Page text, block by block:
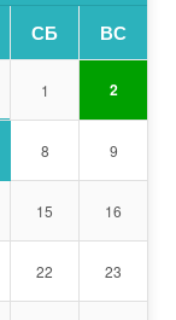
СБ ВС
1 2
8 9
15 16
22 23